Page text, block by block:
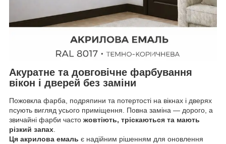
Акуратне та довговічне фарбування
вікон і дверей без заміни
Пожовкла фарба, подряпини та потертості на вікнах і дверях
псують вигляд усього приміщення. Повна заміна — дорого, а
звичайні фарби часто жовтіють, тріскаються та мають
різкий запах.
Ця акрилова емаль є надійним рішенням для оновлення